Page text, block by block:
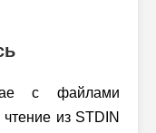
с файлами
из STDIN